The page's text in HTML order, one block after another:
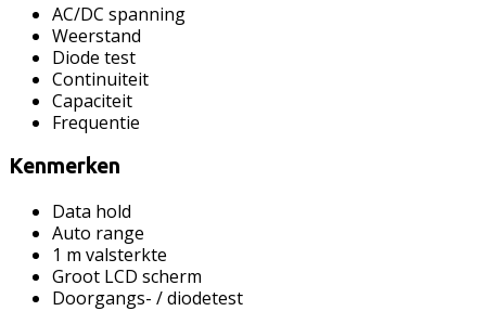
AC/DC spanning
Weerstand
Diode test
Continuiteit
Capaciteit
Frequentie
Kenmerken
Data hold
Auto range
1 m valsterkte
Groot LCD scherm
Doorgangs- / diodetest